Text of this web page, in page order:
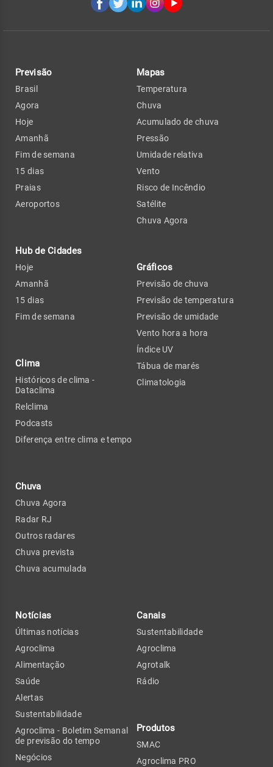
Previsão
Brasil
Agora
Hoje
Amanhã
Fim de semana
15 dias
Praias
Aeroportos
Hub de Cidades
Hoje
Amanhã
15 dias
Fim de semana
Clima
Históricos de clima -
Dataclima
Relclima
Podcasts
Diferença entre clima e tempo
Chuva
Chuva Agora
Radar RJ
Outros radares
Chuva prevista
Chuva acumulada
Mapas
Temperatura
Chuva
Acumulado de chuva
Pressão
Umidade relativa
Vento
Risco de Incêndio
Satélite
Chuva Agora
Gráficos
Previsão de chuva
Previsão de temperatura
Previsão de umidade
Vento hora a hora
Índice UV
Tábua de marés
Climatologia
Notícias
Últimas notícias
Agroclima
Alimentação
Saúde
Alertas
Sustentabilidade
Agroclima - Boletim Semanal
de previsão do tempo
Negócios
Canais
Sustentabilidade
Agroclima
Agrotalk
Rádio
Produtos
SMAC
Agroclima PRO